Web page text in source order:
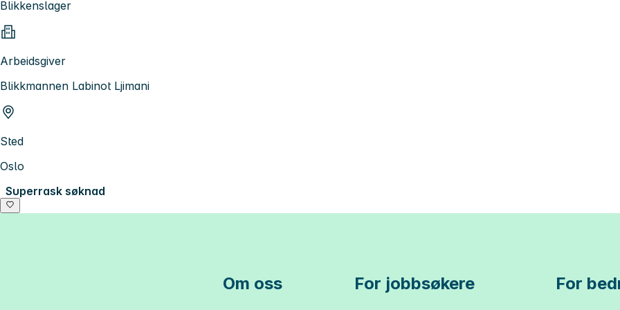
Blikkenslager
Arbeidsgiver
Blikkmannen Labinot Ljimani
Sted
Oslo
Superrask søknad
Om oss For jobbsøkere For